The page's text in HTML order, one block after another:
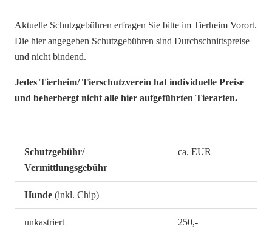
Aktuelle Schutzgebühren erfragen Sie bitte im Tierheim Vorort.
Die hier angegeben Schutzgebühren sind Durchschnittspreise
und nicht bindend.
Jedes Tierheim/ Tierschutzverein hat individuelle Preise
und beherbergt nicht alle hier aufgeführten Tierarten.
Schutzgebühr/
Vermittlungsgebühr
ca. EUR
Hunde (inkl. Chip)
unkastriert 250,-